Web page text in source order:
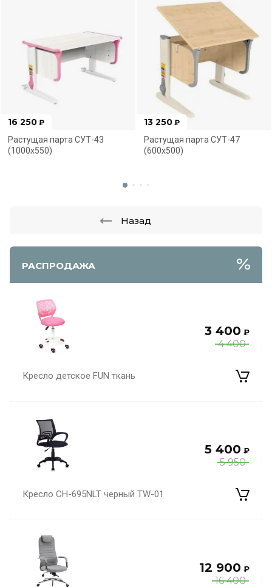
РАСПРОДАЖА
4 400
3 400 ₽
Кресло детское FUN ткань
5 950
5 400 ₽
Кресло CH-695NLT черный TW-01
16 400
12 900 ₽
16 250 ₽
Растущая парта СУТ-43
(1000х550)
13 250 ₽
Растущая парта СУТ-47
(600х500)
Назад